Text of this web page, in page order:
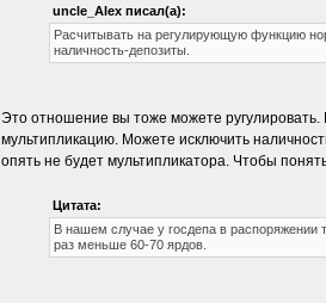
uncle_Alex писал(а):
Расчитывать на регулирующую функцию
наличность-депозиты.
Это отношение вы тоже можете
мультипликацию. Можете исключить
опять не будет мультипликатора. Чтобы
Цитата:
В нашем случае у госдепа в распоряжении
раз меньше 60-70 ярдов.